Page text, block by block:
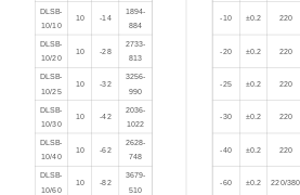
DLSB-
10/10
10 -14
1894-
884
-10 ±0.2 220
DLSB-
10/20
10 -28
2733-
813
-20 ±0.2 220
DLSB-
10/25
10 -32
3256-
990
-25 ±0.2 220
DLSB-
10/30
10 -42
2036-
1022
-30 ±0.2 220
DLSB-
10/40
10 -62
2628-
748
-40 ±0.2 220
DLSB-
10/60
10 -82
3679-
510
-60 ±0.2 220/380